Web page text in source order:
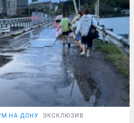
НА ДОНУ ЭКСКЛЮЗИВ